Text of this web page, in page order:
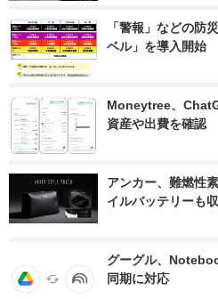
「警報」などの防
ベル」を導入開始
Moneytree、
資産や出費を確認
アンカー、難燃性
イルバッテリーも
グーグル、
同期に対応